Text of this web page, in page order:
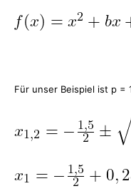
Für unser Beispiel ist p =